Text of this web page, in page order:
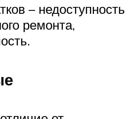
– недоступность
ремонта,